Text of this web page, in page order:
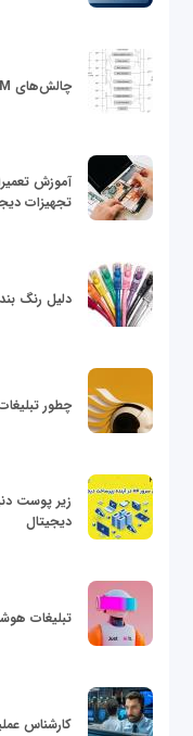
چالش‌های RAM در Workloadهای محاسباتی HPC
آموزش
تجهیزات
دلیل رنگ
چطور
دیجیتال
تبلیغات
کارشناس